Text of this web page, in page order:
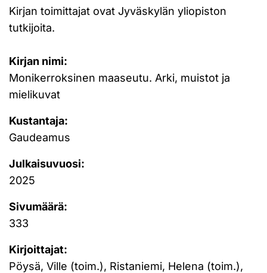
Kirjan toimittajat ovat Jyväskylän yliopiston
tutkijoita.
Kirjan nimi:
Monikerroksinen maaseutu. Arki, muistot ja
mielikuvat
Kustantaja:
Gaudeamus
Julkaisuvuosi:
2025
Sivumäärä:
333
Kirjoittajat:
Pöysä, Ville (toim.), Ristaniemi, Helena (toim.),